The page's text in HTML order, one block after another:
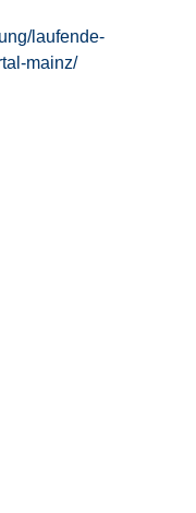
laufende-
mainz/